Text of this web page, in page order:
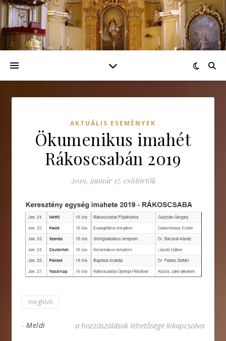
AKTUÁLIS ESEMÉNYEK
Ökumenikus imahét
Rákoscsabán 2019
2019. január 17. csütörtök
meghívó
- Meldi Ökumenikus imahét Rákoscsabán 2019
a hozzászólások lehetősége kikapcsolva